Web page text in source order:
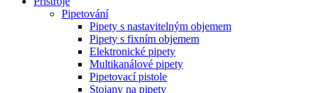
Pipetování
Pipety s nastavitelným objemem
Pipety s fixním objemem
Elektronické pipety
Multikanálové pipety
Pipetovací pistole
Stojany na pipety